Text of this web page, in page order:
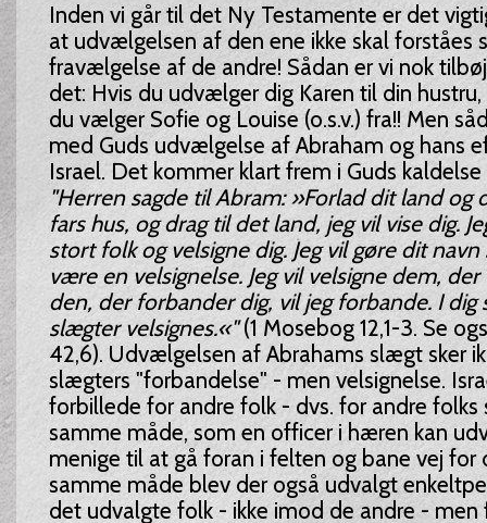
Inden vi går til det Ny Testamente er det
at udvælgelsen af den ene ikke skal forståes
fravælgelse af de andre! Sådan er vi nok
det: Hvis du udvælger dig Karen til din
du vælger Sofie og Louise (o.s.v.) fra!! Men
med Guds udvælgelse af Abraham og hans
Israel. Det kommer klart frem i Guds
"Herren sagde til Abram: »Forlad dit land og
fars hus, og drag til det land, jeg vil vise dig.
stort folk og velsigne dig. Jeg vil gøre dit
være en velsignelse. Jeg vil velsigne dem, der
den, der forbander dig, vil jeg forbande. I dig
slægter velsignes.«"(1 Mosebog 12,1-3. Se
42,6). Udvælgelsen af Abrahams slægt sker
slægters "forbandelse" - men velsignelse.
forbillede for andre folk - dvs. for andre folks
samme måde, som en officer i hæren kan
menige til at gå foran i felten og bane vej for
samme måde blev der også udvalgt
det udvalgte folk - ikke imod de andre - men